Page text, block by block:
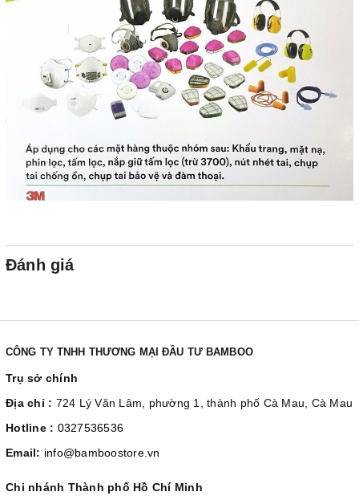
Đánh giá
CÔNG TY TNHH THƯƠNG MẠI ĐẦU TƯ BAMBOO
Trụ sở chính
Địa chỉ : 724 Lý Văn Lâm, phường 1, thành phố Cà Mau, Cà Mau
Hotline : 0327536536
Email: info@bamboostore.vn
Chi nhánh Thành phố Hồ Chí Minh